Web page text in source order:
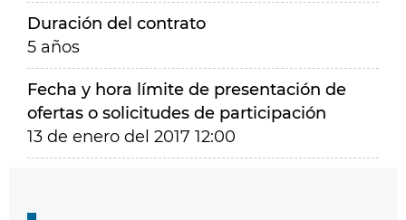
Duración del contrato
5 años
Fecha y hora límite de presentación de
ofertas o solicitudes de participación
13 de enero del 2017 12:00